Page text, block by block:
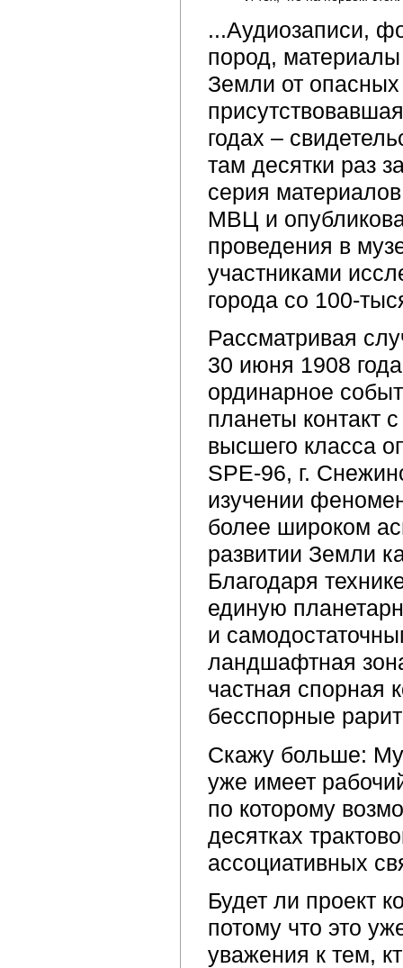
...Аудиозаписи,
пород,
Земли от опасных
годах –
там десятки раз
серия
МВЦ и
проведения в
участниками
города со 100-
Рассматривая
30 июня 1908
ординарное
планеты контакт
высшего класса
SРE-96, г.
изучении
более широком
развитии Земли
Благодаря
единую
и
ландшафтная
частная спорная
бесспорные
Скажу больше:
уже имеет
по которому
десятках
ассоциативных
Будет ли проект
потому что это
уважения к тем,